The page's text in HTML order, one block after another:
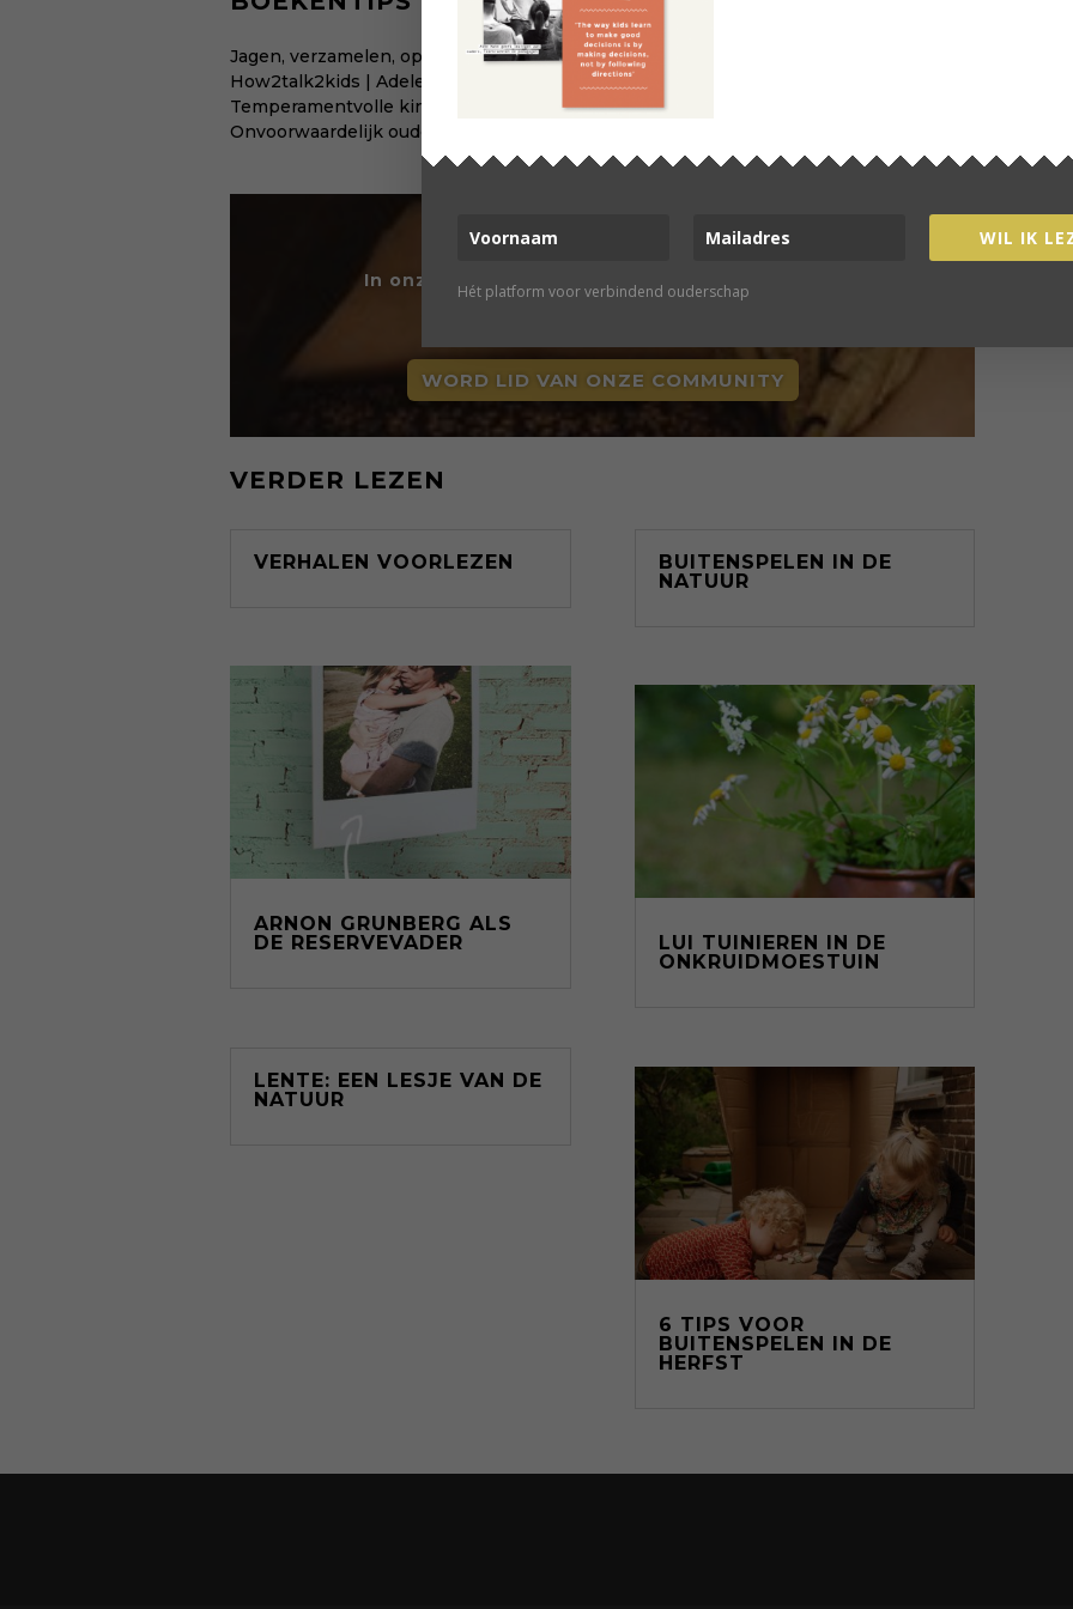
Jagen, verzamelen, opvoeden | Michealeen Doucleff
How2talk2kids | Adele Faber
Temperamentvolle kinderen | Eva Bronsveld
Onvoorwaardelijk ouderschap | Alfie Kohn
In onze fijne online community verbind je met
WORD LID VAN ONZE COMMUNITY
VERDER LEZEN
VERHALEN VOORLEZEN
ARNON GRUNBERG ALS
DE RESERVEVADER
LENTE: EEN LESJE VAN DE
NATUUR
BUITENSPELEN IN DE
NATUUR
LUI TUINIEREN IN DE
ONKRUIDMOESTUIN
6 TIPS VOOR
BUITENSPELEN IN DE
HERFST
WIL IK
Hét platform voor verbindend ouderschap